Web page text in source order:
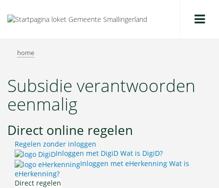
home
Subsidie verantwoorden
eenmalig
Direct online regelen
Regelen zonder inloggen
Inloggen met DigiD Wat is DigiD?
Inloggen met eHerkenning Wat is
eHerkenning?
Direct regelen